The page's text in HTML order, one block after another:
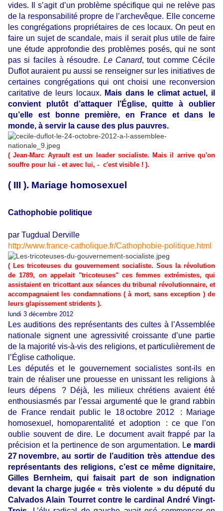
vides. Il s’agit d’un problème spécifique qui ne relève pas
de la responsabilité propre de l’archevêque. Elle concerne
les congrégations propriétaires de ces locaux. On peut en
faire un sujet de scandale, mais il serait plus utile de faire
une étude approfondie des problèmes posés, qui ne sont
pas si faciles à résoudre. Le Canard, tout comme Cécile
Duflot auraient pu aussi se renseigner sur les initiatives de
certaines congrégations qui ont choisi une reconversion
caritative de leurs locaux. Mais dans le climat actuel, il
convient plutôt d’attaquer l’Église, quitte à oublier
qu’elle est bonne première, en France et dans le
monde, à servir la cause des plus pauvres.
( Jean-Marc Ayrault est un leader socialiste. Mais il arrive qu'on
souffre pour lui - et avec lui, - c'est visible ! ).
( III ). Mariage homosexuel
Cathophobie politique
par Tugdual Derville
http://www.france-catholique.fr/Cathophobie-politique.html
( Les tricoteuses du gouvernement socialiste. Sous la révolution
de 1789, on appelait "tricoteuses" ces femmes extrémistes, qui
assistaient en tricottant aux séances du tribunal révolutionnaire, et
accompagnaient les condamnations ( à mort, sans exception ) de
leurs glapissement stridents ).
lundi 3 décembre 2012
Les auditions des représentants des cultes à l’Assemblée
nationale signent une agressivité croissante d’une partie
de la majorité vis-à-vis des religions, et particulièrement de
l’Église catholique.
Les députés et le gou­vernement socialistes sont-ils en
train de réaliser une prouesse en unissant les religions à
leurs dépens ? Déjà, les milieux chrétiens avaient été
enthousiasmés par l’essai argumenté que le grand rabbin
de France rendait public le 18 octobre 2012 : Mariage
homosexuel, homoparentalité et adoption : ce que l’on
oublie souvent de dire. Le document avait frappé par la
précision et la pertinence de son argumentation. Le mardi
27 novembre, au sortir de l’audition très attendue des
représentants des religions, c’est ce même dignitaire,
Gilles Bernheim, qui faisait part de son indignation
devant la charge jugée « très violente » du député du
Calvados Alain Tourret contre le cardinal André Vingt-